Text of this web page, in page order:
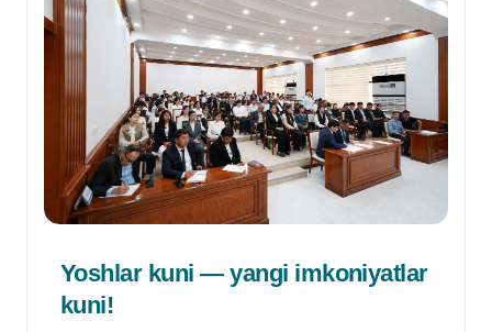
Yoshlar kuni — yangi imkoniyatlar
kuni!